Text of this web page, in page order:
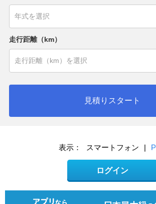
走行距離（km）
見積りスタート
表示： スマートフォン |
ログイン